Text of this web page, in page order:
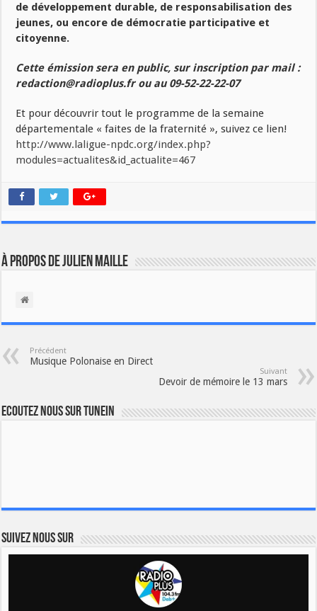
de développement durable, de responsabilisation des
jeunes, ou encore de démocratie participative et
citoyenne.
Cette émission sera en public, sur inscription par mail :
redaction@radioplus.fr ou au 09-52-22-22-07
Et pour découvrir tout le programme de la semaine
départementale « faites de la fraternité », suivez ce lien!
http://www.laligue-npdc.org/index.php?
modules=actualites&id_actualite=467
À propos de Julien Maille
Précédent
Musique Polonaise en Direct
Suivant
Devoir de mémoire le 13 mars
Ecoutez nous sur TuneIn
Suivez nous sur